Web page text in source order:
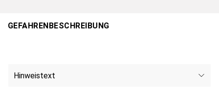
GEFAHRENBESCHREIBUNG
Hinweistext